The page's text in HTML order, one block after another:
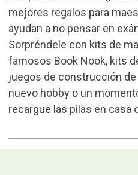
mejores regalos para
ayudan a no pensar en
Sorpréndele con kits de
famosos Book Nook, kits
juegos de construcción de
nuevo hobby o un
recargue las pilas en casa